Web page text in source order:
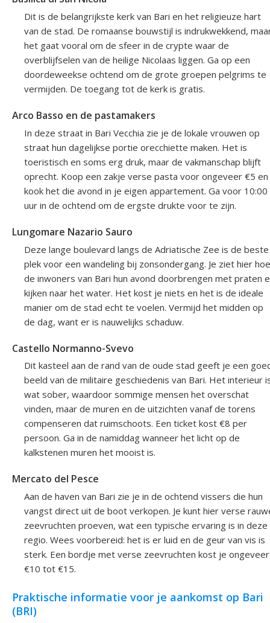
Dit is de belangrijkste kerk van Bari en het religieuze hart
van de stad. De romaanse bouwstijl is indrukwekkend,
het gaat vooral om de sfeer in de crypte waar de
overblijfselen van de heilige Nicolaas liggen. Ga op een
doordeweekse ochtend om de grote groepen pelgrims te
vermijden. De toegang tot de kerk is gratis.
Arco Basso en de pastamakers
In deze straat in Bari Vecchia zie je de lokale vrouwen op
straat hun dagelijkse portie orecchiette maken. Het is
toeristisch en soms erg druk, maar de vakmanschap blijft
oprecht. Koop een zakje verse pasta voor ongeveer €5 en
kook het die avond in je eigen appartement. Ga voor 10:00
uur in de ochtend om de ergste drukte voor te zijn.
Lungomare Nazario Sauro
Deze lange boulevard langs de Adriatische Zee is de beste
plek voor een wandeling bij zonsondergang. Je ziet hier hoe
de inwoners van Bari hun avond doorbrengen met praten
kijken naar het water. Het kost je niets en het is de ideale
manier om de stad echt te voelen. Vermijd het midden op
de dag, want er is nauwelijks schaduw.
Castello Normanno-Svevo
Dit kasteel aan de rand van de oude stad geeft je een
beeld van de militaire geschiedenis van Bari. Het interieur
wat sober, waardoor sommige mensen het overschat
vinden, maar de muren en de uitzichten vanaf de torens
compenseren dat ruimschoots. Een ticket kost €8 per
persoon. Ga in de namiddag wanneer het licht op de
kalkstenen muren het mooist is.
Mercato del Pesce
Aan de haven van Bari zie je in de ochtend vissers die hun
vangst direct uit de boot verkopen. Je kunt hier verse
zeevruchten proeven, wat een typische ervaring is in deze
regio. Wees voorbereid: het is er luid en de geur van vis is
sterk. Een bordje met verse zeevruchten kost je ongeveer
€10 tot €15.
Praktische informatie voor je aankomst op Bari
(BRI)